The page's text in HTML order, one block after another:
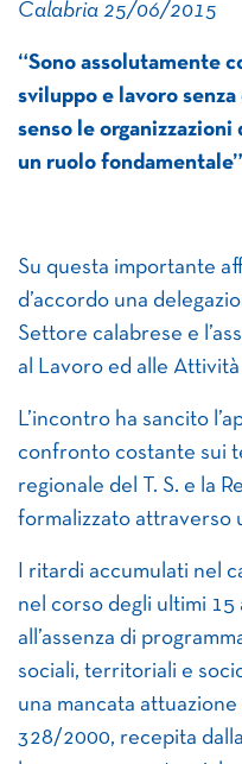
Calabria 25/06/2015
“Sono assolutamente
sviluppo e lavoro
senso le
un ruolo fondamentale”
Su questa importante
d’accordo una
Settore calabrese e
al Lavoro ed alle
L’incontro ha sancito
confronto costante sui
regionale del T. S. e la
formalizzato attraverso
I ritardi accumulati nel
nel corso degli ultimi
all’assenza di
sociali, territoriali e
una mancata
328/2000, recepita